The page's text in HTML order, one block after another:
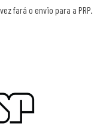
fará o envio para a PRP.